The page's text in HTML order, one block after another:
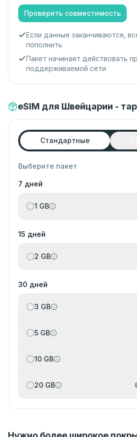
Проверить совместимость
Если данные заканчиваются,
пополнить
Пакет начинает действовать
поддерживаемой сети
eSIM для Швейцарии -
Стандартные
Выберите пакет
7 дней
1 GB
15 дней
2 GB
30 дней
3 GB
5 GB
10 GB
20 GB